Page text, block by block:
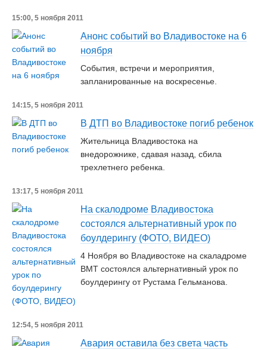
15:00, 5 ноября 2011
Анонс событий во Владивостоке на 6
ноября
События, встречи и мероприятия,
запланированные на воскресенье.
14:15, 5 ноября 2011
В ДТП во Владивостоке погиб ребенок
Жительница Владивостока на
внедорожнике, сдавая назад, сбила
трехлетнего ребенка.
13:17, 5 ноября 2011
На скалодроме Владивостока
состоялся альтернативный урок по
боулдерингу (ФОТО, ВИДЕО)
4 Ноября во Владивостоке на скаладроме
ВМТ состоялся альтернативный урок по
боулдерингу от Рустама Гельманова.
12:54, 5 ноября 2011
Авария оставила без света часть